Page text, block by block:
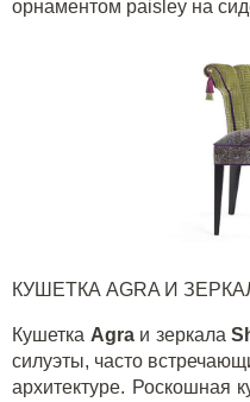
орнаментом paisley на
КУШЕТКА AGRA И
Кушетка Agra и зеркала
силуэты, часто
архитектуре. Роскошная